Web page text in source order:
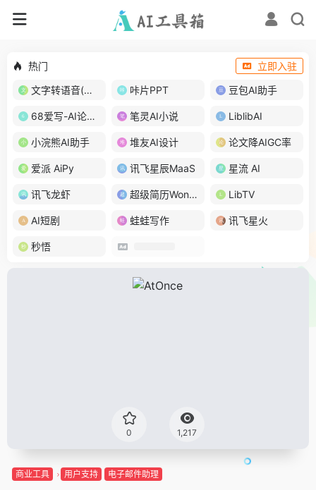
热门
立即入驻
文字转语音(琅琅配音)
咔片PPT 豆包AI助手
68爱写-AI论文写作 笔灵AI小说 LiblibAI
小浣熊AI助手 堆友AI设计 论文降AIGC率
爱派 AiPy 讯飞星辰MaaS 星流 AI
讯飞龙虾 超级简历WonderCV LibTV
AI短剧 蛙蛙写作 讯飞星火
秒悟
0 1,217
商业工具 用户支持 电子邮件助理